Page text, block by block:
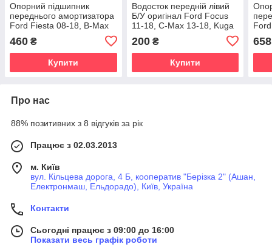
Опорний підшипник
переднього амортизатора
Ford Fiesta 08-18, B-Max
12-17, EcoSport 13-, KA+
14-, Courier 14-
460 ₴
Купити
Водосток передній лівий
Б/У оригінал Ford Focus
11-18, C-Max 13-18, Kuga
200₴
Купити
14-,
658
Про нас
88% позитивних з 8 відгуків за рік
Працює з 02.03.2013
м. Київ
вул. Кільцева дорога, 4 Б, кооператив "Берізка 2" (Ашан,
Електронмаш, Ельдорадо), Київ, Україна
Контакти
Сьогодні працює з 09:00 до 16:00
Показати весь графік роботи